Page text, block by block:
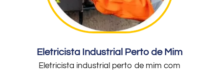
Eletricista Industrial Perto de Mim
Eletricista industrial perto de mim com